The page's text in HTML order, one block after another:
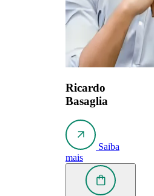
Ricardo
Basaglia
Saiba
mais